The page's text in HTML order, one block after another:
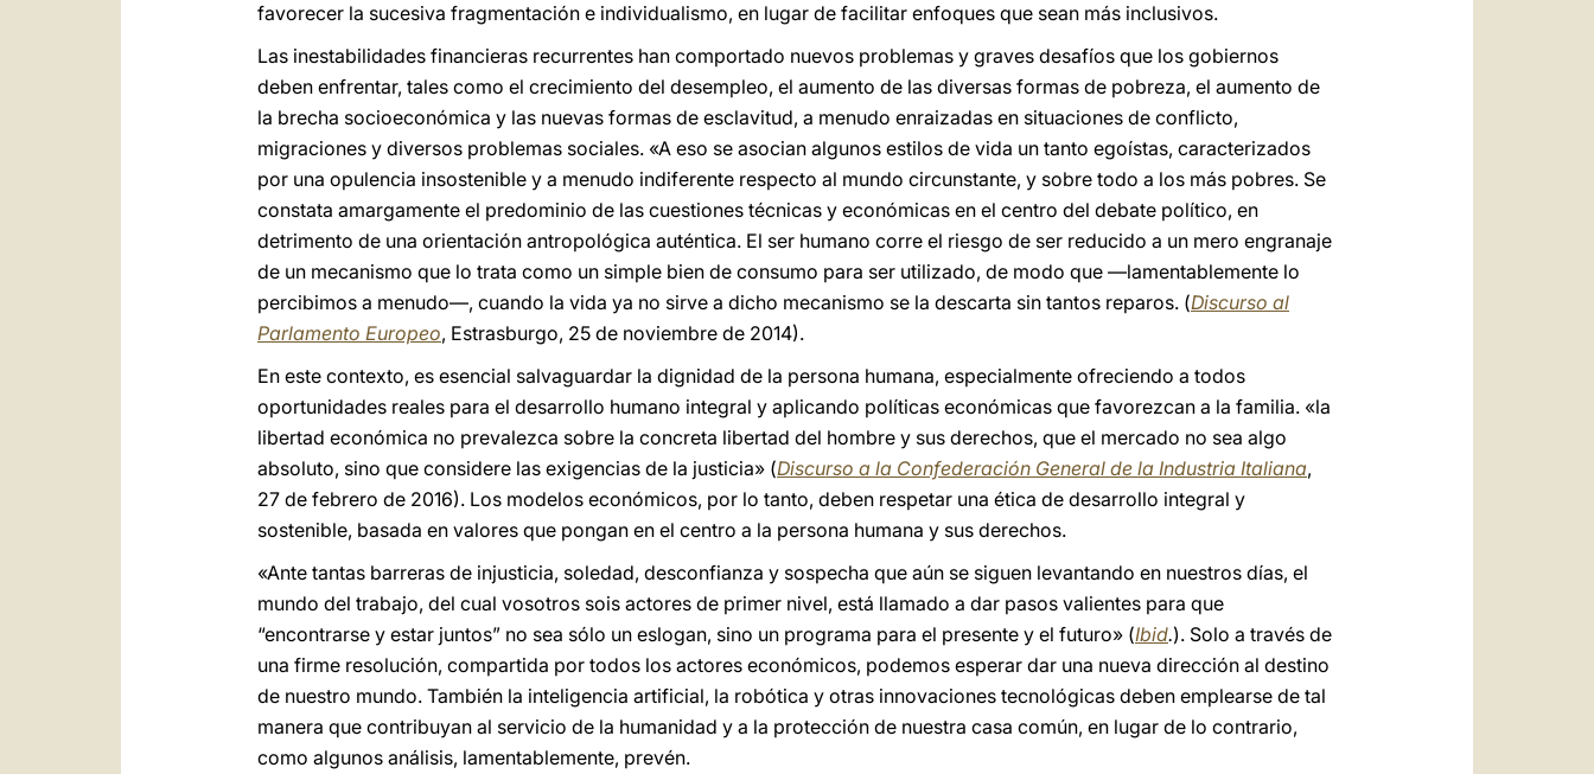
favorecer la sucesiva fragmentación e individualismo, en lugar de facilitar enfoques que sean más inclusivos.
Las inestabilidades financieras recurrentes han comportado nuevos problemas y graves desafíos que los gobiernos
deben enfrentar, tales como el crecimiento del desempleo, el aumento de las diversas formas de pobreza, el aumento de
la brecha socioeconómica y las nuevas formas de esclavitud, a menudo enraizadas en situaciones de conflicto,
migraciones y diversos problemas sociales. «A eso se asocian algunos estilos de vida un tanto egoístas, caracterizados
por una opulencia insostenible y a menudo indiferente respecto al mundo circunstante, y sobre todo a los más pobres. Se
constata amargamente el predominio de las cuestiones técnicas y económicas en el centro del debate político, en
detrimento de una orientación antropológica auténtica. El ser humano corre el riesgo de ser reducido a un mero engranaje
de un mecanismo que lo trata como un simple bien de consumo para ser utilizado, de modo que —lamentablemente lo
percibimos a menudo—, cuando la vida ya no sirve a dicho mecanismo se la descarta sin tantos reparos. (Discurso al
Parlamento Europeo, Estrasburgo, 25 de noviembre de 2014).
En este contexto, es esencial salvaguardar la dignidad de la persona humana, especialmente ofreciendo a todos
oportunidades reales para el desarrollo humano integral y aplicando políticas económicas que favorezcan a la familia. «la
libertad económica no prevalezca sobre la concreta libertad del hombre y sus derechos, que el mercado no sea algo
absoluto, sino que considere las exigencias de la justicia» (Discurso a la Confederación General de la Industria Italiana,
27 de febrero de 2016). Los modelos económicos, por lo tanto, deben respetar una ética de desarrollo integral y
sostenible, basada en valores que pongan en el centro a la persona humana y sus derechos.
«Ante tantas barreras de injusticia, soledad, desconfianza y sospecha que aún se siguen levantando en nuestros días, el
mundo del trabajo, del cual vosotros sois actores de primer nivel, está llamado a dar pasos valientes para que
“encontrarse y estar juntos” no sea sólo un eslogan, sino un programa para el presente y el futuro» (Ibid.). Solo a través de
una firme resolución, compartida por todos los actores económicos, podemos esperar dar una nueva dirección al destino
de nuestro mundo. También la inteligencia artificial, la robótica y otras innovaciones tecnológicas deben emplearse de tal
manera que contribuyan al servicio de la humanidad y a la protección de nuestra casa común, en lugar de lo contrario,
como algunos análisis, lamentablemente, prevén.